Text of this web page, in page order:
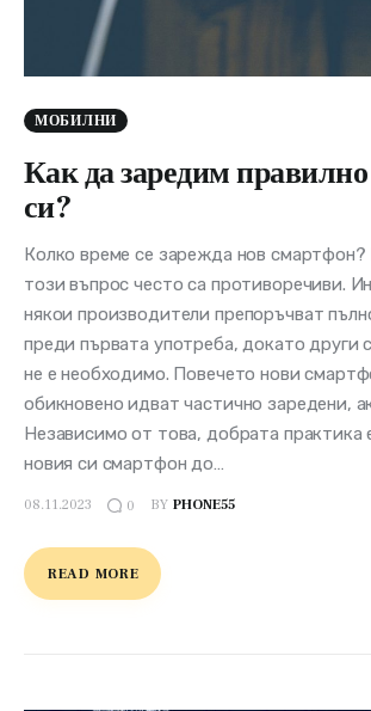
МОБИЛНИ
Как да заредим
си?
Колко време се зарежда нов смартфон?
този въпрос често са противоречиви.
някои производители препоръчват
преди първата употреба, докато други
не е необходимо. Повечето нови
обикновено идват частично заредени,
Независимо от това, добрата практика
новия си смартфон до…
08.11.2023 0 BY PHONE55
READ MORE